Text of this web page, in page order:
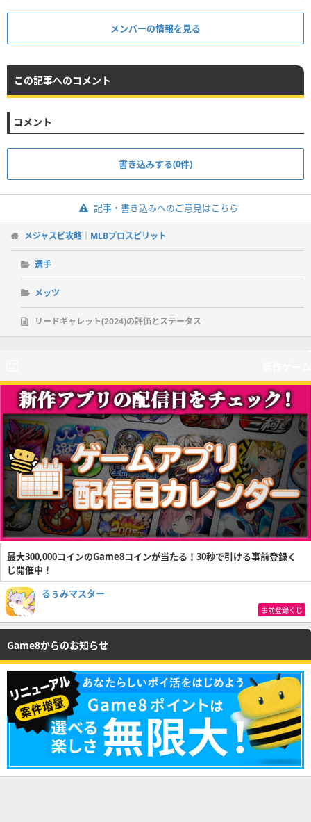
メンバーの情報を見る
この記事へのコメント
コメント
書き込みする(0件)
記事・書き込みへのご意見はこちら
メジャスピ攻略｜MLBプロスピリット
選手
メッツ
リードギャレット(2024)の評価とステータス
最大300,000コインのGame8コインが当たる！30秒で引ける事前登録く
じ開催中！
るぅみマスター
事前登録くじ
Game8からのお知らせ